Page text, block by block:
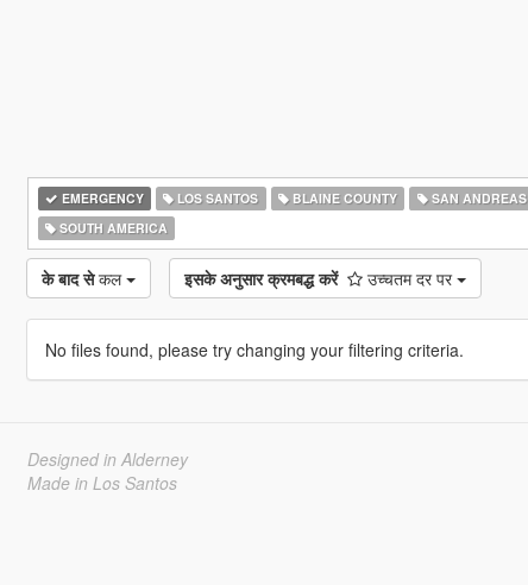
EMERGENCY LOS SANTOS BLAINE COUNTY SAN ANDREAS
SOUTH AMERICA
के बाद से कल इसके अनुसार क्रमबद्ध करें उच्चतम दर पर
No files found, please try changing your filtering criteria.
Designed in Alderney
Made in Los Santos